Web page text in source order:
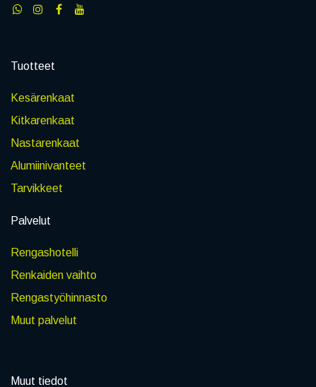
Tuotteet
Kesärenkaat
Kitkarenkaat
Nastarenkaat
Alumiinivanteet
Tarvikkeet
Palvelut
Rengashotelli
Renkaiden vaihto
Rengastyöhinnasto
Muut palvelut
Muut tiedot